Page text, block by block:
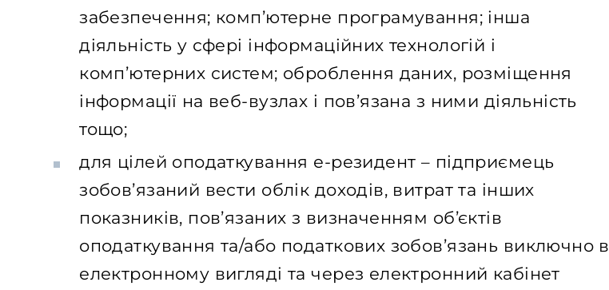
забезпечення; комп’ютерне програмування; інша
діяльність у сфері інформаційних технологій і
комп’ютерних систем; оброблення даних, розміщення
інформації на веб-вузлах і пов’язана з ними діяльність
тощо;
для цілей оподаткування е-резидент – підприємець
зобов’язаний вести облік доходів, витрат та інших
показників, пов’язаних з визначенням об’єктів
оподаткування та/або податкових зобов’язань виключно в
електронному вигляді та через електронний кабінет